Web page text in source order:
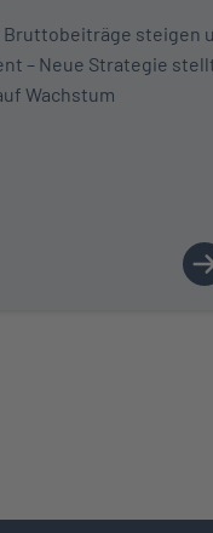
Bruttobeiträge steigen
– Neue Strategie
Wachstum